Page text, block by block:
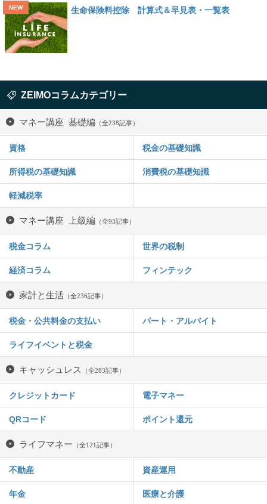
生命保険料控除 計算式＆早見表・一覧表
ZEIMOコラムカテゴリー
マネー講座 基礎編 （全238記事）
資格 税金の基礎知識
所得税の基礎知識 消費税の基礎知識
軽減税率
マネー講座 上級編 （全93記事）
税金コラム 世界の税制
経済コラム フィンテック
家計と生活 （全236記事）
税金・公共料金の支払い パート・アルバイト
ライフイベントと税金
キャッシュレス （全283記事）
クレジットカード 電子マネー
QRコード ポイント還元
ライフマネー （全121記事）
不動産 資産運用
年金 医療と介護